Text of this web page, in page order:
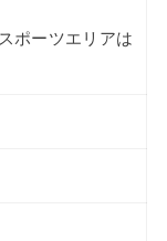
ポーツエリアは